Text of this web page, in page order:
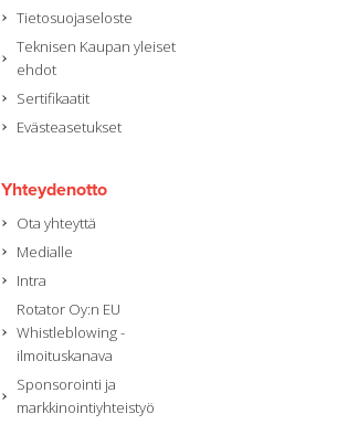
Tietosuojaseloste
Teknisen Kaupan yleiset
ehdot
Sertifikaatit
Evästeasetukset
Yhteydenotto
Ota yhteyttä
Medialle
Intra
Rotator Oy:n EU
Whistleblowing -
ilmoituskanava
Sponsorointi ja
markkinointiyhteistyö